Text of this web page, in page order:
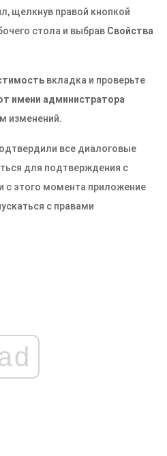
щелкнув правой кнопкой
стола и выбрав Свойства
вкладка и проверьте
имени администратора
изменений.
все диалоговые
для подтверждения с
с этого момента приложение
с правами